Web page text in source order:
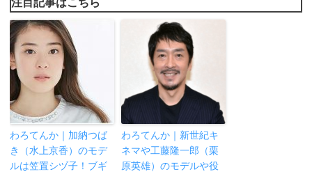
わろてんか｜加納つば
き（水上京香）のモデ
ルは笠置シヅ子！ブギ
わろてんか｜新世紀キ
ネマや工藤隆一郎（栗
原英雄）のモデルや役